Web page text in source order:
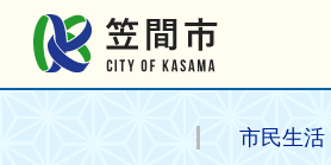
市民生活